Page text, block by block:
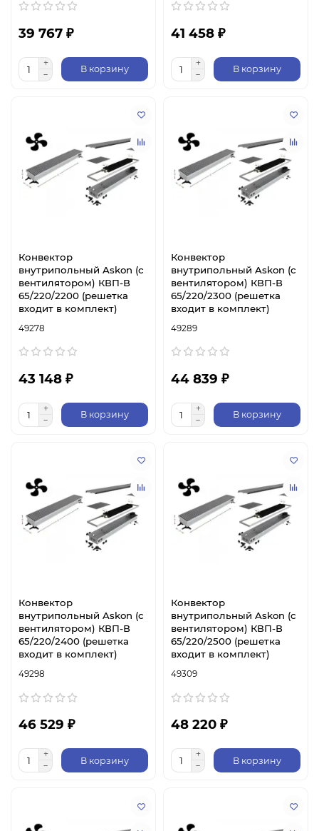
39 767 ₽
В корзину
41 458 ₽
В корзину
Конвектор
внутрипольный Askon (с
вентилятором) КВП-В
65/220/2200 (решетка
входит в комплект)
49278
43 148 ₽
В корзину
Конвектор
внутрипольный Askon (с
вентилятором) КВП-В
65/220/2300 (решетка
входит в комплект)
49289
44 839 ₽
В корзину
Конвектор
внутрипольный Askon (с
вентилятором) КВП-В
65/220/2400 (решетка
входит в комплект)
49298
46 529 ₽
В корзину
Конвектор
внутрипольный Askon (с
вентилятором) КВП-В
65/220/2500 (решетка
входит в комплект)
49309
48 220 ₽
В корзину